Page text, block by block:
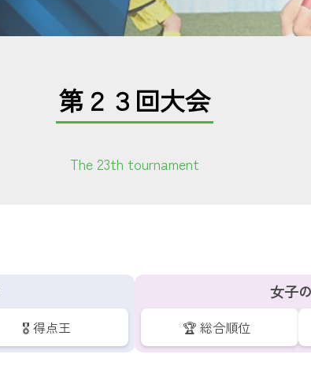
第２３回大会
The 23th tournament
🎖️ 得点王
女子
🏆 総合順位